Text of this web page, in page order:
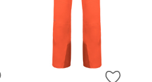
ZUR WUNSCHLISTE HINZUFÜGEN
ZUR